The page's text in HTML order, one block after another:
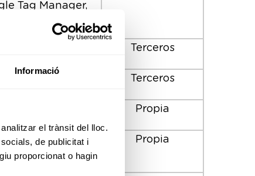
Informació
el trànsit del lloc.
de publicitat i
proporcionat o hagin
Tag Manager,
Terceros
Terceros
Propia
que un usuario
Propia